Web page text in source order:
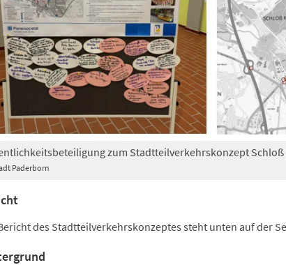
Paderborn
zum Stadtteilverkehrskonzept Schloß
des Stadtteilverkehrskonzeptes steht unten auf der